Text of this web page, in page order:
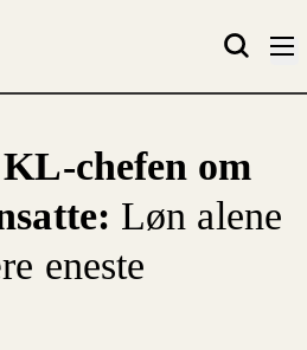
chefen om
Løn alene
eneste